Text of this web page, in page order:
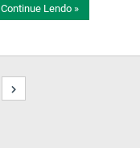
Continue Lendo »